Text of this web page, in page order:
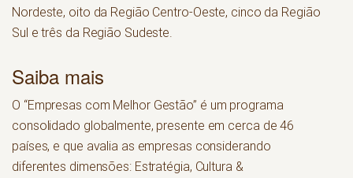
Nordeste, oito da Região Centro-Oeste, cinco da Região
Sul e três da Região Sudeste.
Saiba mais
O “Empresas com Melhor Gestão” é um programa
consolidado globalmente, presente em cerca de 46
países, e que avalia as empresas considerando
diferentes dimensões: Estratégia, Cultura &